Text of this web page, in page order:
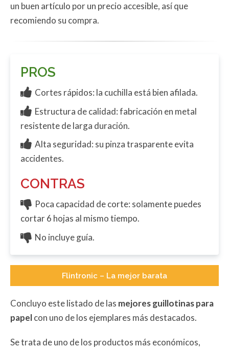
un buen artículo por un precio accesible, así que
recomiendo su compra.
PROS
Cortes rápidos: la cuchilla está bien afilada.
Estructura de calidad: fabricación en metal
resistente de larga duración.
Alta seguridad: su pinza trasparente evita
accidentes.
CONTRAS
Poca capacidad de corte: solamente puedes
cortar 6 hojas al mismo tiempo.
No incluye guía.
Flintronic – La mejor barata
Concluyo este listado de las mejores guillotinas para
papelcon uno de los ejemplares más destacados.
Se trata de uno de los productos más económicos,